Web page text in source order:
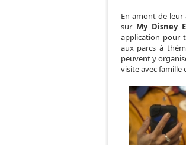
En amont de
sur My Disney
application pour
aux parcs à
peuvent y
visite avec famille